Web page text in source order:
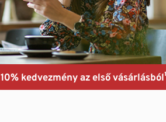
10% kedvezmény az első vásárlásból¹